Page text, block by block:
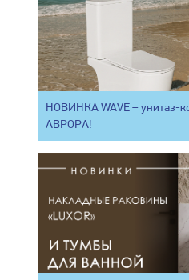
НОВИНКА WAVE – унитаз-
АВРОРА!